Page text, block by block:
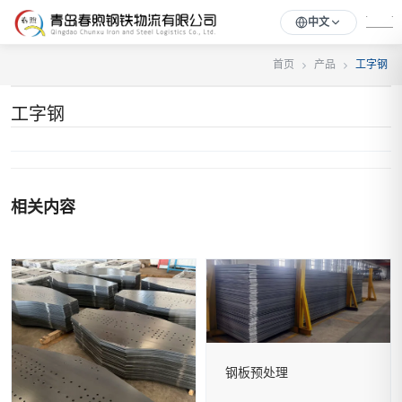
中文
首页 产品 工字钢
工字钢
相关内容
钢板预处理